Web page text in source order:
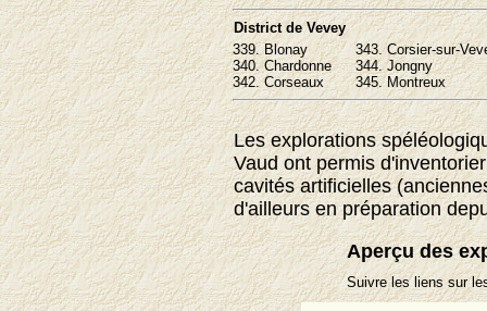
District de Vevey
339. Blonay
340. Chardonne
342. Corseaux
343. Corsier-sur-
344. Jongny
345. Montreux
Les explorations
Vaud ont permis
cavités artificielles
d'ailleurs en préparation
Aperçu des
Suivre les liens sur